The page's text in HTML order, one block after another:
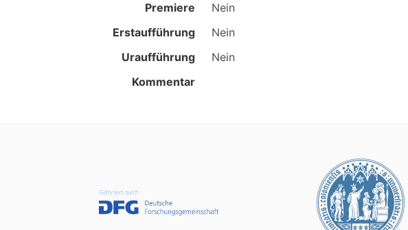
Premiere
Nein
Erstaufführung
Nein
Uraufführung
Nein
Kommentar